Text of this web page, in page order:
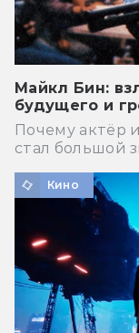
Майкл Бин:
будущего и
Почему актёр
стал большой
Кино